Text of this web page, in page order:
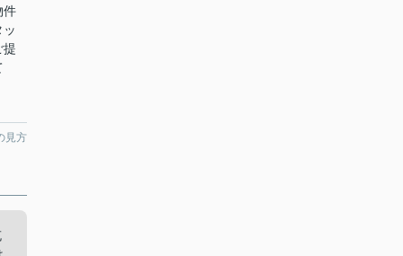
件
提
見方